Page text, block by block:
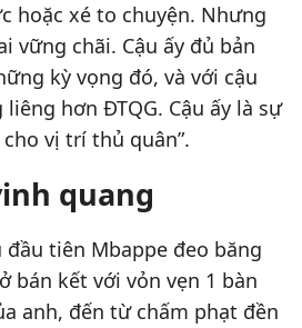
hoặc xé to chuyện. Nhưng
vững chãi. Cậu ấy đủ bản
kỳ vọng đó, và với cậu
hơn ĐTQG. Cậu ấy là sự
vị trí thủ quân”.
quang
đầu tiên Mbappe đeo băng
bán kết với vỏn vẹn 1 bàn
anh, đến từ chấm phạt đền